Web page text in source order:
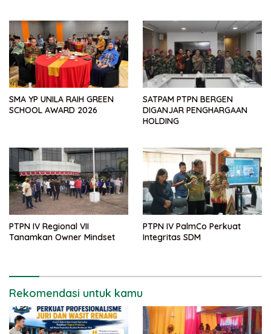
SMA YP UNILA RAIH GREEN
SCHOOL AWARD 2026
SATPAM PTPN BERGEN
DIGANJAR PENGHARGAAN
HOLDING
PTPN IV Regional VII
Tanamkan Owner Mindset
PTPN IV PalmCo Perkuat
Integritas SDM
Rekomendasi untuk kamu